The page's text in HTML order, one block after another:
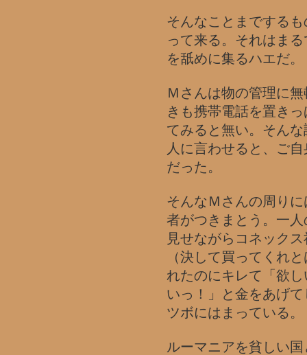
そんなことまでする
って来る。それはま
を舐めに集るハエだ。
Ｍさんは物の管理に
きも携帯電話を置き
てみると無い。そん
人に言わせると、ご
だった。
そんなＭさんの周り
者がつきまとう。一
見せながらコネック
（決して買ってくれ
れたのにキレて「欲
いっ！」と金をあげ
ツボにはまっている。
ルーマニアを貧しい